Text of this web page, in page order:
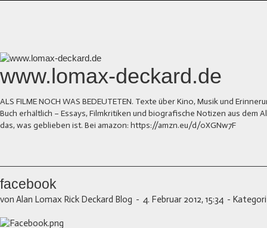
www.lomax-deckard.de
ALS FILME NOCH WAS BEDEUTETEN. Texte über Kino, Musik und
Buch erhältlich – Essays, Filmkritiken und biografische Notizen aus dem
das, was geblieben ist. Bei amazon: https://amzn.eu/d/0XGNw7F
facebook
von Alan Lomax Rick Deckard Blog - 4. Februar 2012, 15:34 -